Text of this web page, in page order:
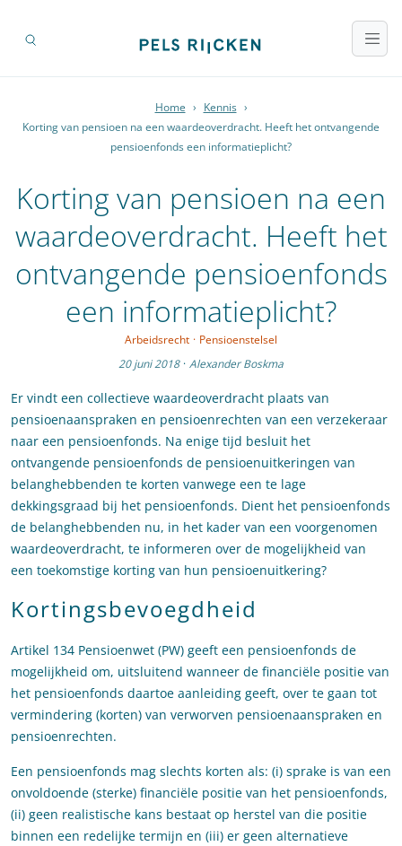
Home › Kennis ›
Korting van pensioen na een waardeoverdracht. Heeft het ontvangende
pensioenfonds een informatieplicht?
Korting van pensioen na een
waardeoverdracht. Heeft het
ontvangende pensioenfonds
een informatieplicht?
Arbeidsrecht · Pensioenstelsel
20 juni 2018 · Alexander Boskma
Er vindt een collectieve waardeoverdracht plaats van
pensioenaanspraken en pensioenrechten van een verzekeraar
naar een pensioenfonds. Na enige tijd besluit het
ontvangende pensioenfonds de pensioenuitkeringen van
belanghebbenden te korten vanwege een te lage
dekkingsgraad bij het pensioenfonds. Dient het pensioenfonds
de belanghebbenden nu, in het kader van een voorgenomen
waardeoverdracht, te informeren over de mogelijkheid van
een toekomstige korting van hun pensioenuitkering?
Kortingsbevoegdheid
Artikel 134 Pensioenwet (PW) geeft een pensioenfonds de
mogelijkheid om, uitsluitend wanneer de financiële positie van
het pensioenfonds daartoe aanleiding geeft, over te gaan tot
vermindering (korten) van verworven pensioenaanspraken en
pensioenrechten.
Een pensioenfonds mag slechts korten als: (i) sprake is van een
onvoldoende (sterke) financiële positie van het pensioenfonds,
(ii) geen realistische kans bestaat op herstel van die positie
binnen een redelijke termijn en (iii) er geen alternatieve